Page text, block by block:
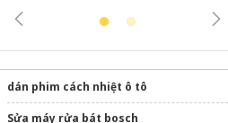
dán phim cách nhiệt ô tô
Sửa máy rửa bát bosch